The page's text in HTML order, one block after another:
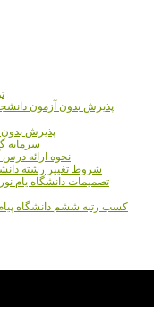
پذیرش بدون آزمون
پذیرش بدون
سرمایه گذاری 980 میلیارد
نحوه ارائه درس
شروط تغییر رشته
تصمیمات دانشگاه یام
کسب رتبه ششم دانشگاه پیام